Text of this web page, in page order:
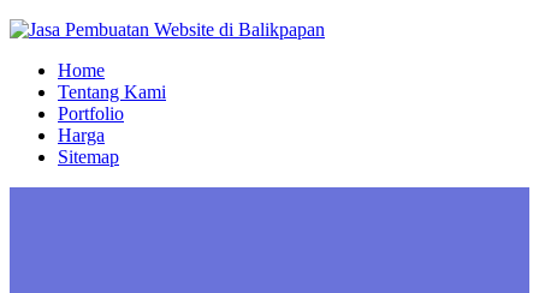
Home
Tentang Kami
Portfolio
Harga
Sitemap